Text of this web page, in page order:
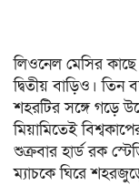
লিওনেল মেসির
দ্বিতীয় বাড়িও।
শহরটির সঙ্গে গড়ে
মিয়ামিতেই
শুক্রবার হার্ড রক
ম্যাচকে ঘিরে